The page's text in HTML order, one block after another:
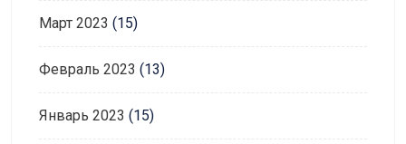
Март 2023 (15)
Февраль 2023 (13)
Январь 2023 (15)